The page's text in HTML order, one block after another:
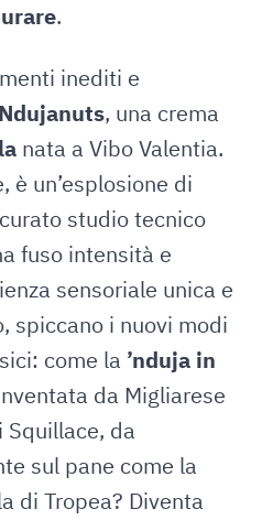
.
inediti e
Ndujanuts, una crema
nata a Vibo Valentia.
un’esplosione di
studio tecnico
fuso intensità e
sensoriale unica e
spiccano i nuovi modi
come la ’nduja in
da Migliarese
Squillace, da
sul pane come la
di Tropea? Diventa